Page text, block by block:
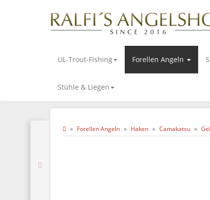
UL-Trout-Fishing Forellen Angeln
Stühle & Liegen
Forellen Angeln Haken Camakatsu